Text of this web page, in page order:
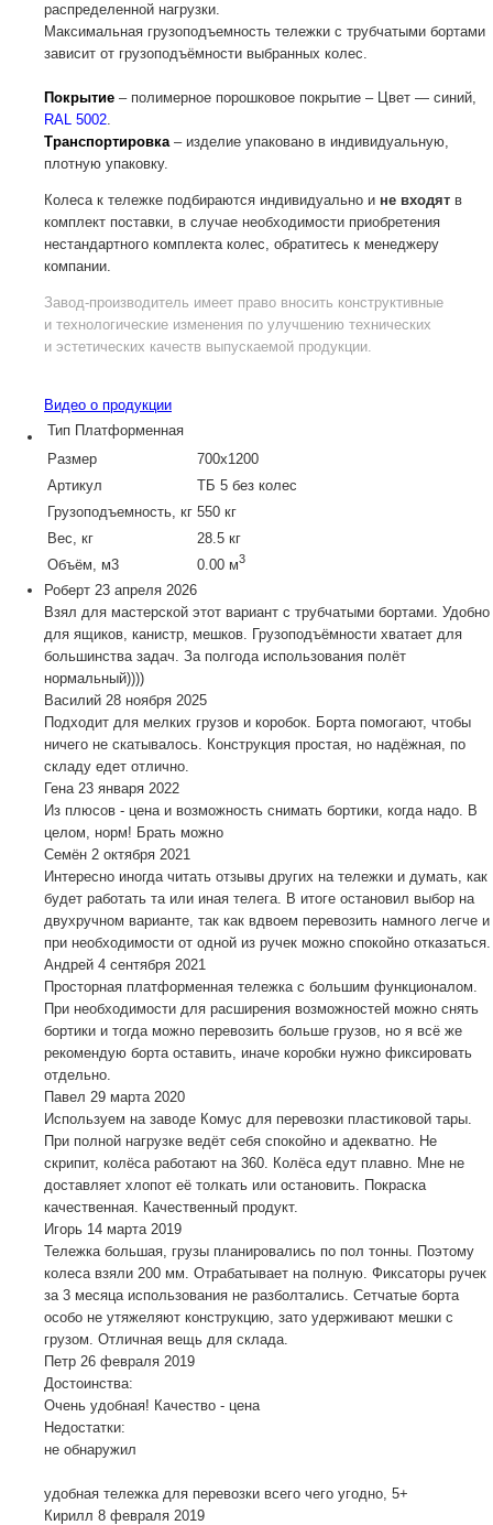
распределенной нагрузки.
Максимальная грузоподъемность тележки с трубчатыми бортами
зависит от грузоподъёмности выбранных колес.
Покрытие – полимерное порошковое покрытие – Цвет — синий,
RAL 5002
Транспортировка – изделие упаковано в индивидуальную,
плотную упаковку.
Колеса к тележке подбираются индивидуально и не входят в
комплект поставки, в случае необходимости приобретения
нестандартного комплекта колес, обратитесь к менеджеру
компании.
Завод-производитель имеет право вносить конструктивные
и технологические изменения по улучшению технических
и эстетических качеств выпускаемой продукции.
Видео о продукции
Тип Платформенная
Размер
700х1200
Артикул
ТБ 5 без колес
Грузоподъемность, кг 550 кг
Вес, кг
28.5 кг
Объём, м3
0.00 м3
Роберт 23 апреля 2026
Взял для мастерской этот вариант с трубчатыми бортами. Удобно
для ящиков, канистр, мешков. Грузоподъёмности хватает для
большинства задач. За полгода использования полёт
нормальный))))
Василий 28 ноября 2025
Подходит для мелких грузов и коробок. Борта помогают, чтобы
ничего не скатывалось. Конструкция простая, но надёжная, по
складу едет отлично.
Гена 23 января 2022
Из плюсов - цена и возможность снимать бортики, когда надо. В
целом, норм! Брать можно
Семён 2 октября 2021
Интересно иногда читать отзывы других на тележки и думать, как
будет работать та или иная телега. В итоге остановил выбор на
двухручном варианте, так как вдвоем перевозить намного легче и
при необходимости от одной из ручек можно спокойно отказаться.
Андрей 4 сентября 2021
Просторная платформенная тележка с большим функционалом.
При необходимости для расширения возможностей можно снять
бортики и тогда можно перевозить больше грузов, но я всё же
рекомендую борта оставить, иначе коробки нужно фиксировать
отдельно.
Павел 29 марта 2020
Используем на заводе Комус для перевозки пластиковой тары.
При полной нагрузке ведёт себя спокойно и адекватно. Не
скрипит, колёса работают на 360. Колёса едут плавно. Мне не
доставляет хлопот её толкать или остановить. Покраска
качественная. Качественный продукт.
Игорь 14 марта 2019
Тележка большая, грузы планировались по пол тонны. Поэтому
колеса взяли 200 мм. Отрабатывает на полную. Фиксаторы ручек
за 3 месяца использования не разболтались. Сетчатые борта
особо не утяжеляют конструкцию, зато удерживают мешки с
грузом. Отличная вещь для склада.
Петр 26 февраля 2019
Достоинства:
Очень удобная! Качество - цена
Недостатки:
не обнаружил
удобная тележка для перевозки всего чего угодно, 5+
Кирилл 8 февраля 2019